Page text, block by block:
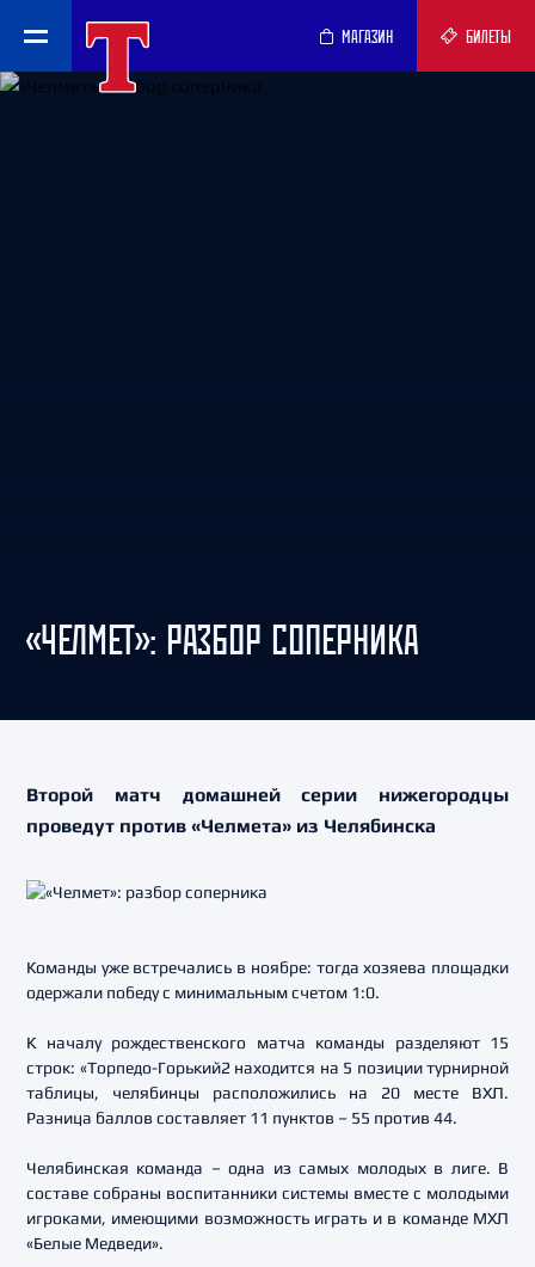
МАГАЗИН БИЛЕТЫ
«ЧЕЛМЕТ»: РАЗБОР СОПЕРНИКА
Второй матч домашней серии нижегородцы
проведут против «Челмета» из Челябинска
Команды уже встречались в ноябре: тогда хозяева площадки
одержали победу с минимальным счетом 1:0.
К началу рождественского матча команды разделяют 15
строк: «Торпедо-Горький2 находится на 5 позиции турнирной
таблицы, челябинцы расположились на 20 месте ВХЛ.
Разница баллов составляет 11 пунктов – 55 против 44.
Челябинская команда – одна из самых молодых в лиге. В
составе собраны воспитанники системы вместе с молодыми
игроками, имеющими возможность играть и в команде МХЛ
«Белые Медведи».